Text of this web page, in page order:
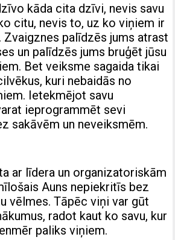
kāda cita dzīvi, nevis savu
citu, nevis to, uz ko viņiem ir
Zvaigznes palīdzēs jums atrast
un palīdzēs jums bruģēt jūsu
Bet veiksme sagaida tikai
kuri nebaidās no
Ietekmējot savu
ieprogrammēt sevi
sakāvēm un neveiksmēm.
ar līdera un organizatoriskām
Auns nepiekritīs bez
vēlmes. Tāpēc viņi var gūt
radot kaut ko savu, kur
paliks viņiem.